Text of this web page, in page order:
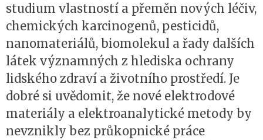
studium vlastností a přeměn nových léčiv,
chemických karcinogenů, pesticidů,
nanomateriálů, biomolekul a řady dalších
látek významných z hlediska ochrany
lidského zdraví a životního prostředí. Je
dobré si uvědomit, že nové elektrodové
materiály a elektroanalytické metody by
nevznikly bez průkopnické práce